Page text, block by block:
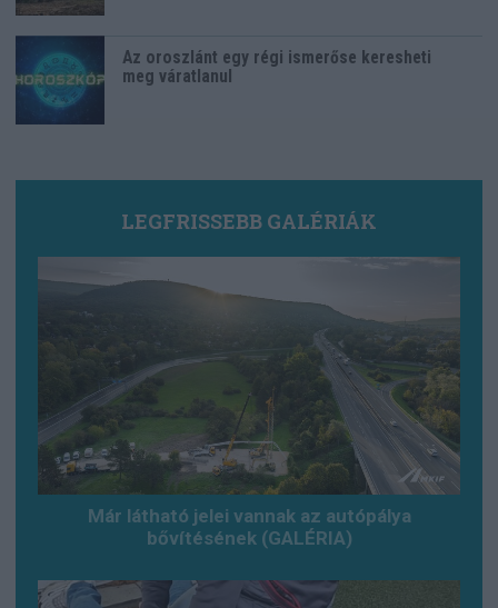
Az oroszlánt egy régi ismerőse keresheti
meg váratlanul
LEGFRISSEBB GALÉRIÁK
Már látható jelei vannak az autópálya
bővítésének (GALÉRIA)